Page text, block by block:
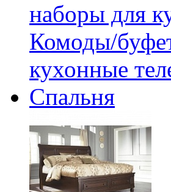
наборы для
Комоды/
кухонные
Спальня